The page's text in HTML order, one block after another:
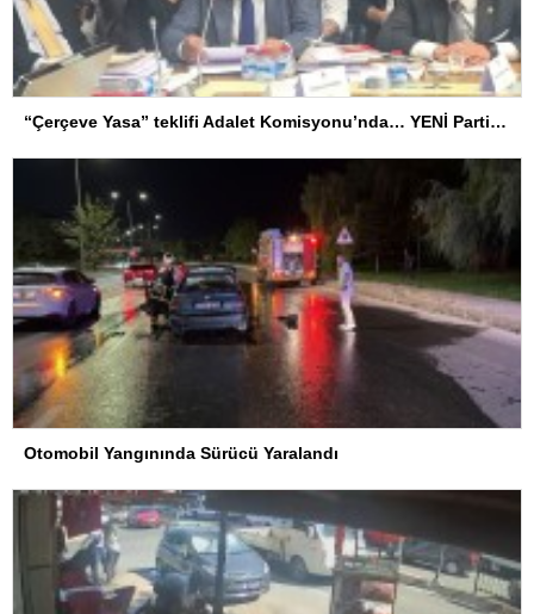
“Çerçeve Yasa” teklifi Adalet Komisyonu’nda… YENİ Partili Tanrıkulu: Bir insana ‘Silahını bırak, ülkene dön, siyasal ve toplumsal hayata katıl’ diyorsanız, o insan kapıdan içeri girdiğinde başına ne geleceğini bilmelidir
Otomobil Yangınında Sürücü Yaralandı